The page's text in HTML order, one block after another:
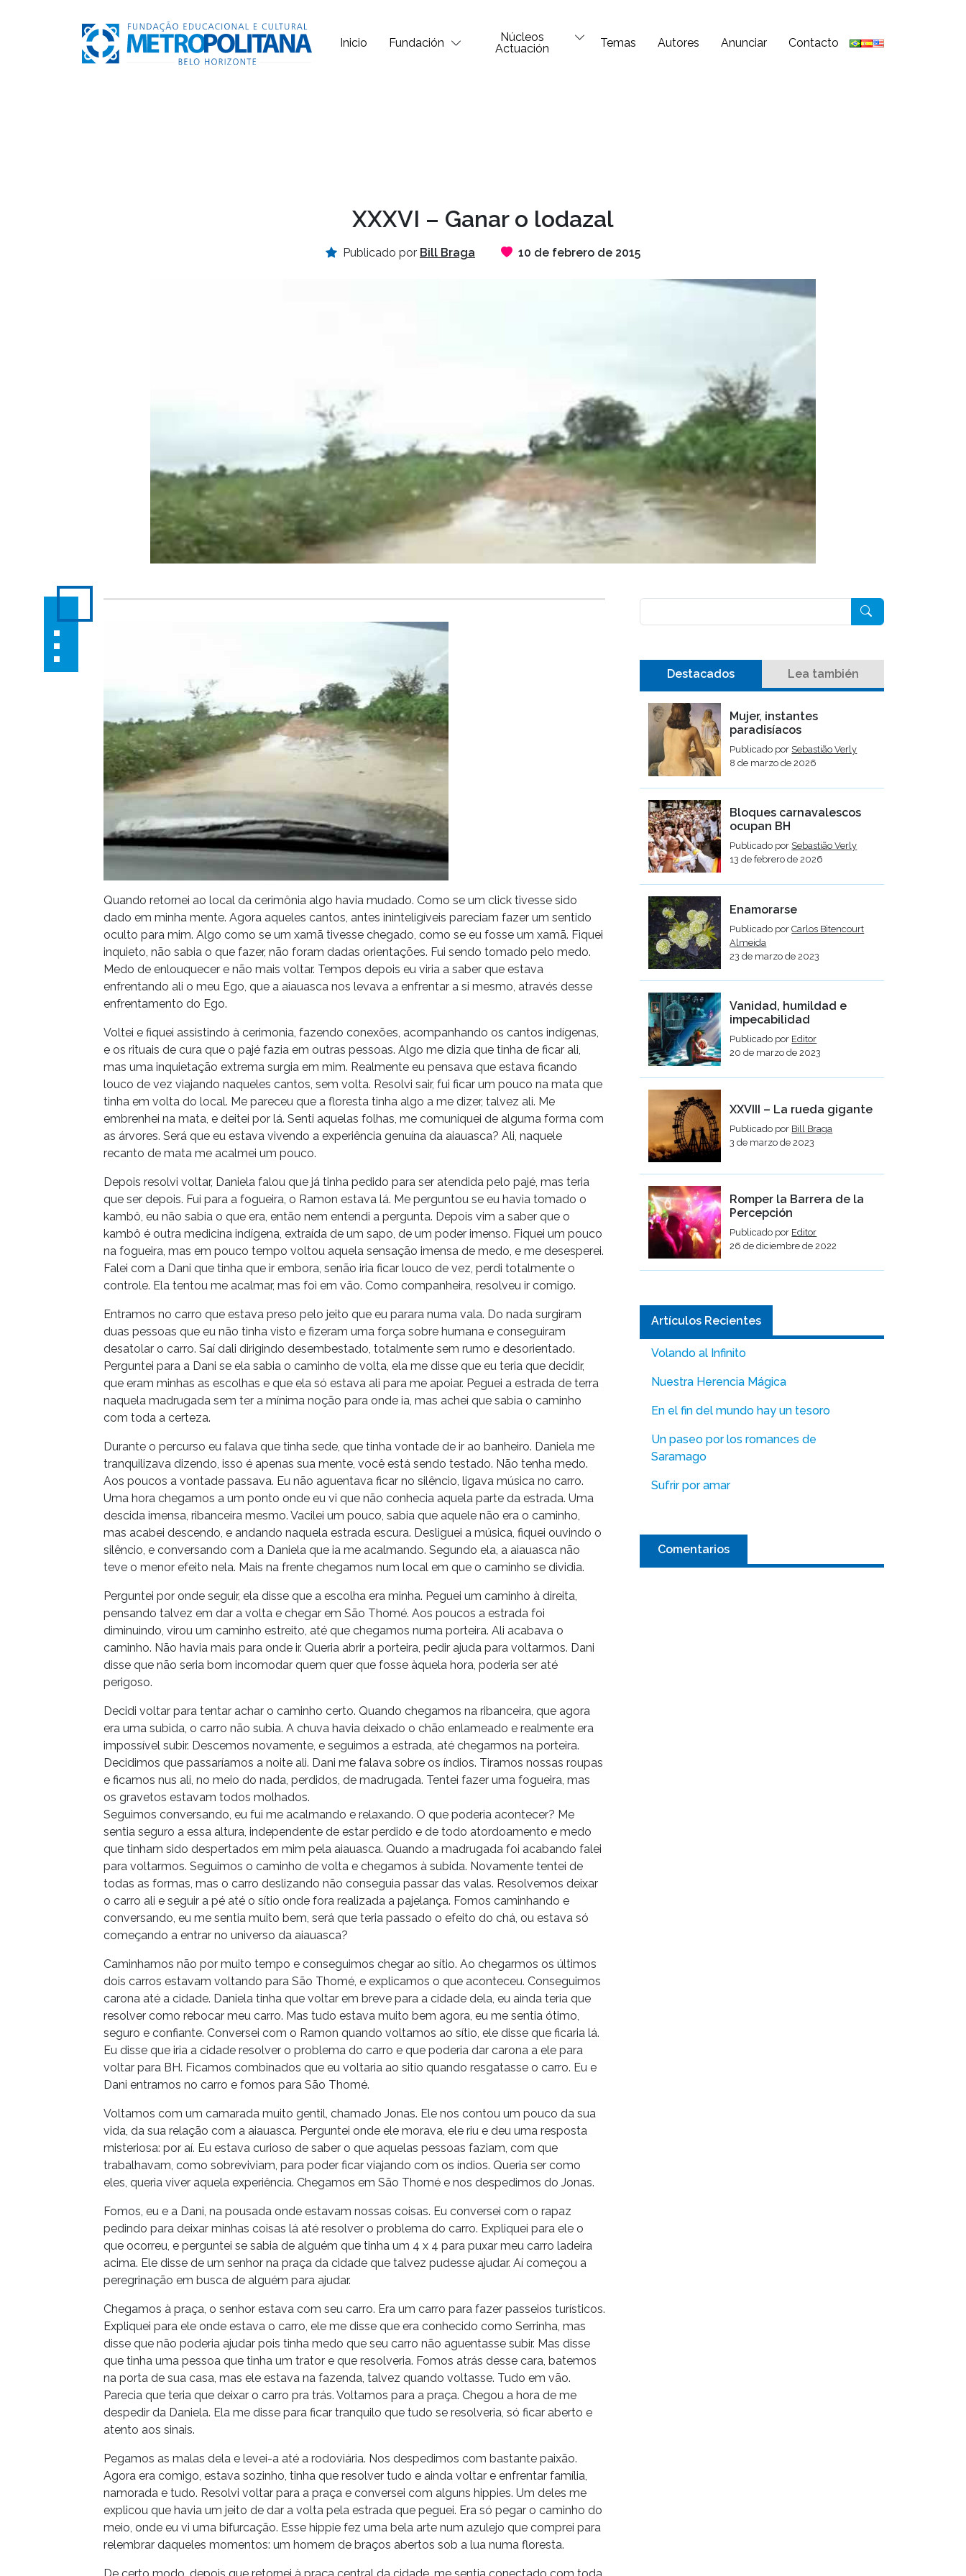
Inicio Fundación
Núcleos
Actuación
Temas Autores Anunciar Contacto
XXXVI – Ganar o lodazal
Publicado por Bill Braga 10 de febrero de 2015
Quando retornei ao local da cerimônia algo havia mudado. Como se um click tivesse sido
dado em minha mente. Agora aqueles cantos, antes ininteligíveis pareciam fazer um sentido
oculto para mim. Algo como se um xamã tivesse chegado, como se eu fosse um xamã. Fiquei
inquieto, não sabia o que fazer, não foram dadas orientações. Fui sendo tomado pelo medo.
Medo de enlouquecer e não mais voltar. Tempos depois eu viria a saber que estava
enfrentando ali o meu Ego, que a aiauasca nos levava a enfrentar a si mesmo, através desse
enfrentamento do Ego.
Voltei e fiquei assistindo à cerimonia, fazendo conexões, acompanhando os cantos indígenas,
e os rituais de cura que o pajé fazia em outras pessoas. Algo me dizia que tinha de ficar ali,
mas uma inquietação extrema surgia em mim. Realmente eu pensava que estava ficando
louco de vez viajando naqueles cantos, sem volta. Resolvi sair, fui ficar um pouco na mata que
tinha em volta do local. Me pareceu que a floresta tinha algo a me dizer, talvez ali. Me
embrenhei na mata, e deitei por lá. Senti aquelas folhas, me comuniquei de alguma forma com
as árvores. Será que eu estava vivendo a experiência genuína da aiauasca? Ali, naquele
recanto de mata me acalmei um pouco.
Depois resolvi voltar, Daniela falou que já tinha pedido para ser atendida pelo pajé, mas teria
que ser depois. Fui para a fogueira, o Ramon estava lá. Me perguntou se eu havia tomado o
kambô, eu não sabia o que era, então nem entendi a pergunta. Depois vim a saber que o
kambô é outra medicina indígena, extraída de um sapo, de um poder imenso. Fiquei um pouco
na fogueira, mas em pouco tempo voltou aquela sensação imensa de medo, e me desesperei.
Falei com a Dani que tinha que ir embora, senão iria ficar louco de vez, perdi totalmente o
controle. Ela tentou me acalmar, mas foi em vão. Como companheira, resolveu ir comigo.
Entramos no carro que estava preso pelo jeito que eu parara numa vala. Do nada surgiram
duas pessoas que eu não tinha visto e fizeram uma força sobre humana e conseguiram
desatolar o carro. Saí dali dirigindo desembestado, totalmente sem rumo e desorientado.
Perguntei para a Dani se ela sabia o caminho de volta, ela me disse que eu teria que decidir,
que eram minhas as escolhas e que ela só estava ali para me apoiar. Peguei a estrada de terra
naquela madrugada sem ter a mínima noção para onde ia, mas achei que sabia o caminho
com toda a certeza.
Durante o percurso eu falava que tinha sede, que tinha vontade de ir ao banheiro. Daniela me
tranquilizava dizendo, isso é apenas sua mente, você está sendo testado. Não tenha medo.
Aos poucos a vontade passava. Eu não aguentava ficar no silêncio, ligava música no carro.
Uma hora chegamos a um ponto onde eu vi que não conhecia aquela parte da estrada. Uma
descida imensa, ribanceira mesmo. Vacilei um pouco, sabia que aquele não era o caminho,
mas acabei descendo, e andando naquela estrada escura. Desliguei a música, fiquei ouvindo o
silêncio, e conversando com a Daniela que ia me acalmando. Segundo ela, a aiauasca não
teve o menor efeito nela. Mais na frente chegamos num local em que o caminho se dividia.
Perguntei por onde seguir, ela disse que a escolha era minha. Peguei um caminho à direita,
pensando talvez em dar a volta e chegar em São Thomé. Aos poucos a estrada foi
diminuindo, virou um caminho estreito, até que chegamos numa porteira. Ali acabava o
caminho. Não havia mais para onde ir. Queria abrir a porteira, pedir ajuda para voltarmos. Dani
disse que não seria bom incomodar quem quer que fosse àquela hora, poderia ser até
perigoso.
Decidi voltar para tentar achar o caminho certo. Quando chegamos na ribanceira, que agora
era uma subida, o carro não subia. A chuva havia deixado o chão enlameado e realmente era
impossível subir. Descemos novamente, e seguimos a estrada, até chegarmos na porteira.
Decidimos que passaríamos a noite ali. Dani me falava sobre os índios. Tiramos nossas roupas
e ficamos nus ali, no meio do nada, perdidos, de madrugada. Tentei fazer uma fogueira, mas
os gravetos estavam todos molhados.
Seguimos conversando, eu fui me acalmando e relaxando. O que poderia acontecer? Me
sentia seguro a essa altura, independente de estar perdido e de todo atordoamento e medo
que tinham sido despertados em mim pela aiauasca. Quando a madrugada foi acabando falei
para voltarmos. Seguimos o caminho de volta e chegamos à subida. Novamente tentei de
todas as formas, mas o carro deslizando não conseguia passar das valas. Resolvemos deixar
o carro ali e seguir a pé até o sítio onde fora realizada a pajelança. Fomos caminhando e
conversando, eu me sentia muito bem, será que teria passado o efeito do chá, ou estava só
começando a entrar no universo da aiauasca?
Caminhamos não por muito tempo e conseguimos chegar ao sítio. Ao chegarmos os últimos
dois carros estavam voltando para São Thomé, e explicamos o que aconteceu. Conseguimos
carona até a cidade. Daniela tinha que voltar em breve para a cidade dela, eu ainda teria que
resolver como rebocar meu carro. Mas tudo estava muito bem agora, eu me sentia ótimo,
seguro e confiante. Conversei com o Ramon quando voltamos ao sítio, ele disse que ficaria lá.
Eu disse que iria a cidade resolver o problema do carro e que poderia dar carona a ele para
voltar para BH. Ficamos combinados que eu voltaria ao sitio quando resgatasse o carro. Eu e
Dani entramos no carro e fomos para São Thomé.
Voltamos com um camarada muito gentil, chamado Jonas. Ele nos contou um pouco da sua
vida, da sua relação com a aiauasca. Perguntei onde ele morava, ele riu e deu uma resposta
misteriosa: por aí. Eu estava curioso de saber o que aquelas pessoas faziam, com que
trabalhavam, como sobreviviam, para poder ficar viajando com os índios. Queria ser como
eles, queria viver aquela experiência. Chegamos em São Thomé e nos despedimos do Jonas.
Fomos, eu e a Dani, na pousada onde estavam nossas coisas. Eu conversei com o rapaz
pedindo para deixar minhas coisas lá até resolver o problema do carro. Expliquei para ele o
que ocorreu, e perguntei se sabia de alguém que tinha um 4 x 4 para puxar meu carro ladeira
acima. Ele disse de um senhor na praça da cidade que talvez pudesse ajudar. Aí começou a
peregrinação em busca de alguém para ajudar.
Chegamos à praça, o senhor estava com seu carro. Era um carro para fazer passeios turísticos.
Expliquei para ele onde estava o carro, ele me disse que era conhecido como Serrinha, mas
disse que não poderia ajudar pois tinha medo que seu carro não aguentasse subir. Mas disse
que tinha uma pessoa que tinha um trator e que resolveria. Fomos atrás desse cara, batemos
na porta de sua casa, mas ele estava na fazenda, talvez quando voltasse. Tudo em vão.
Parecia que teria que deixar o carro pra trás. Voltamos para a praça. Chegou a hora de me
despedir da Daniela. Ela me disse para ficar tranquilo que tudo se resolveria, só ficar aberto e
atento aos sinais.
Pegamos as malas dela e levei-a até a rodoviária. Nos despedimos com bastante paixão.
Agora era comigo, estava sozinho, tinha que resolver tudo e ainda voltar e enfrentar família,
namorada e tudo. Resolvi voltar para a praça e conversei com alguns hippies. Um deles me
explicou que havia um jeito de dar a volta pela estrada que peguei. Era só pegar o caminho do
meio, onde eu vi uma bifurcação. Esse hippie fez uma bela arte num azulejo que comprei para
relembrar daqueles momentos: um homem de braços abertos sob a lua numa floresta.
Destacados Lea también
Mujer, instantes
paradisíacos
Publicado por Sebastião Verly
8 de marzo de 2026
Bloques carnavalescos
ocupan BH
Publicado por Sebastião Verly
13 de febrero de 2026
Enamorarse
Publicado porCarlos Bitencourt
Almeida
23 de marzo de 2023
Vanidad, humildad e
impecabilidad
Publicado por Editor
20 de marzo de 2023
XXVIII – La rueda gigante
Publicado por Bill Braga
3 de marzo de 2023
Romper la Barrera de la
Percepción
Publicado por Editor
26 de diciembre de 2022
Artículos Recientes
Volando al Infinito
Nuestra Herencia Mágica
En el fin del mundo hay un tesoro
Un paseo por los romances de
Saramago
Sufrir por amar
Comentarios